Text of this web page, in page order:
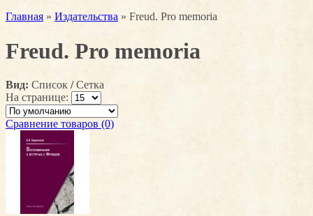
Главная » Издательства » Freud. Pro memoria
Freud. Pro memoria
Вид: Список / Сетка
На странице:
Сравнение товаров (0)